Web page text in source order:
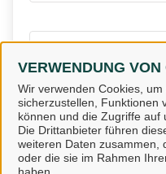
VERWENDUNG VON
Wir verwenden Cookies,
sicherzustellen, Funktionen
können und die Zugriffe auf
Die Drittanbieter führen
weiteren Daten zusammen,
oder die sie im Rahmen